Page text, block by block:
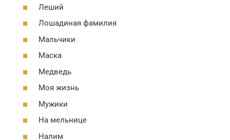
Леший
Лошадиная фамилия
Мальчики
Маска
Медведь
Моя жизнь
Мужики
На мельнице
Налим